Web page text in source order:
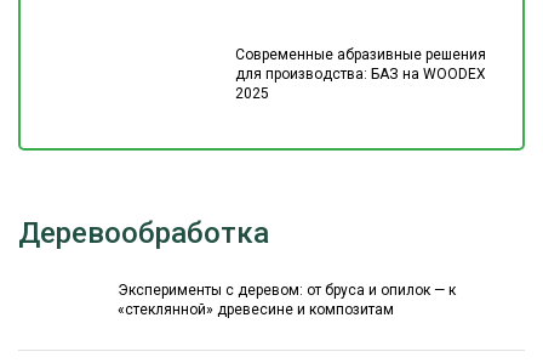
Современные абразивные решения
для производства: БАЗ на WOODEX
2025
Деревообработка
Эксперименты с деревом: от бруса и опилок — к
«стеклянной» древесине и композитам